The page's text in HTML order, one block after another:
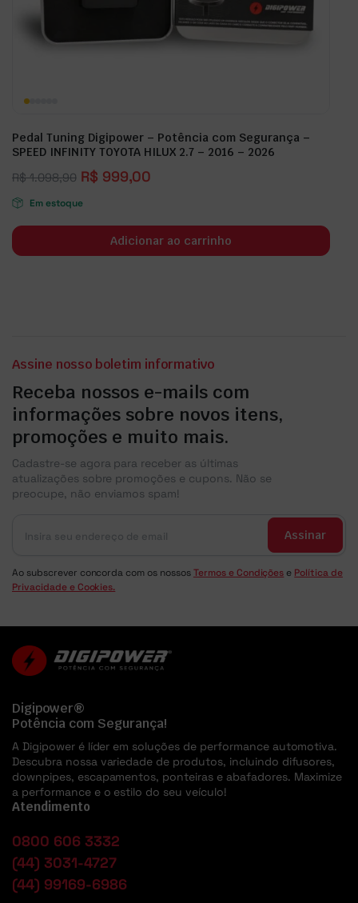
Pedal Tuning Digipower – Potência com Segurança –
SPEED INFINITY TOYOTA HILUX 2.7 – 2016 – 2026
R$1.098,90 R$ 999,00
Em estoque
Adicionar ao carrinho
Assine nosso boletim informativo
Receba nossos e-mails com
informações sobre novos itens,
promoções e muito mais.
Cadastre-se agora para receber as últimas
atualizações sobre promoções e cupons. Não se
preocupe, não enviamos spam!
Assinar
Ao subscrever concorda com os nossosTermos e Condições e Política de
Privacidade e Cookies.
Digipower®
Potência com Segurança!
A Digipower é líder em soluções de performance automotiva.
Descubra nossa variedade de produtos, incluindo difusores,
downpipes, escapamentos, ponteiras e abafadores. Maximize
a performance e o estilo do seu veículo!
Atendimento
0800 606 3332
(44) 3031-4727
(44) 99169-6986